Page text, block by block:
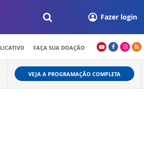
Fazer login
FAÇA SUA DOAÇÃO
VEJA A PROGRAMAÇÃO COMPLETA